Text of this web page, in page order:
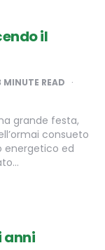
il
MINUTE READ
grande festa,
consueto
energetico ed
anni